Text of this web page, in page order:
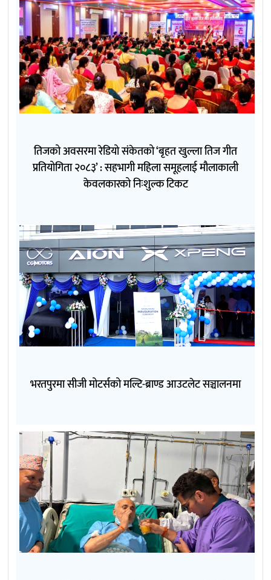
तिजको अवसरमा रेडियो संकेतको ‘बृहत खुल्ला तिज गीत
प्रतियोगिता २०८३’ : सहभागी महिला समूहलाई मौलाकाली
केवलकारको निःशुल्क टिकट
भरतपुरमा सीजी मोटर्सको मल्टि-ब्राण्ड आउटलेट सञ्चालनमा